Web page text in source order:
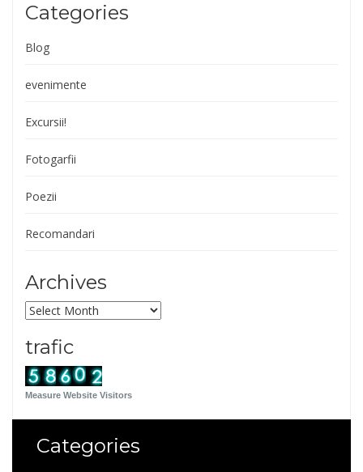
Categories
Blog
evenimente
Excursii!
Fotogarfii
Poezii
Recomandari
Archives
Archives
trafic
Measure Website Visitors
Categories